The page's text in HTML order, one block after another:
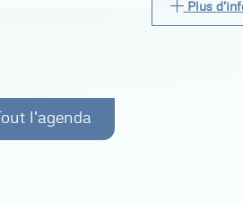
Plus
Tout l'agenda